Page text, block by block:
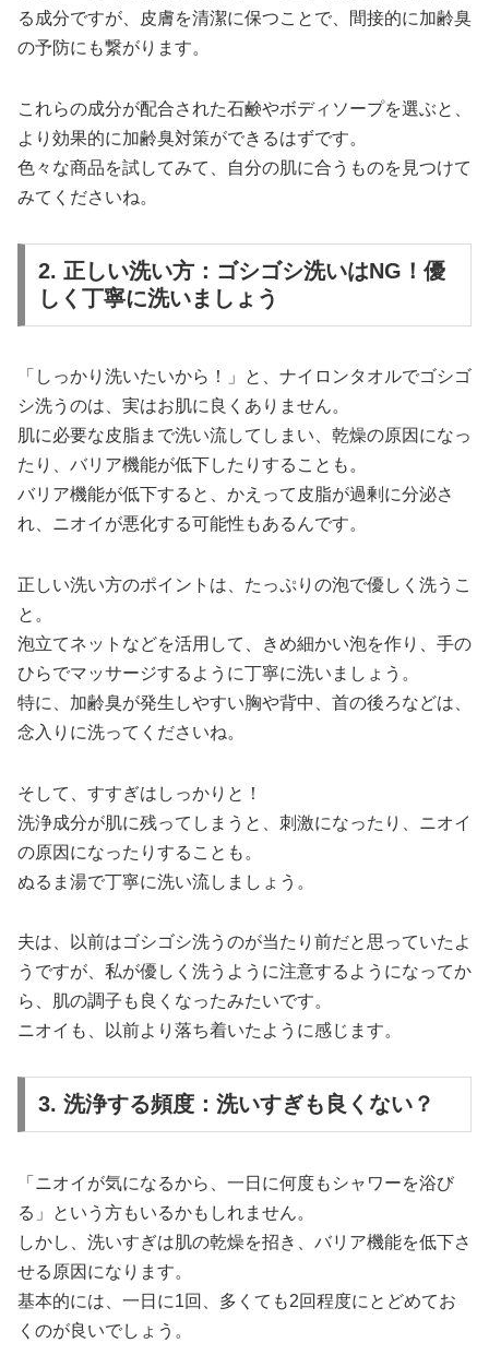
る成分ですが、皮膚を清潔に保つことで、間接的に加齢臭
の予防にも繋がります。
これらの成分が配合された石鹸やボディソープを選ぶと、
より効果的に加齢臭対策ができるはずです。
色々な商品を試してみて、自分の肌に合うものを見つけて
みてくださいね。
2. 正しい洗い方：ゴシゴシ洗いはNG！優
しく丁寧に洗いましょう
「しっかり洗いたいから！」と、ナイロンタオルでゴシゴ
シ洗うのは、実はお肌に良くありません。
肌に必要な皮脂まで洗い流してしまい、乾燥の原因になっ
たり、バリア機能が低下したりすることも。
バリア機能が低下すると、かえって皮脂が過剰に分泌さ
れ、ニオイが悪化する可能性もあるんです。
正しい洗い方のポイントは、たっぷりの泡で優しく洗うこ
と。
泡立てネットなどを活用して、きめ細かい泡を作り、手の
ひらでマッサージするように丁寧に洗いましょう。
特に、加齢臭が発生しやすい胸や背中、首の後ろなどは、
念入りに洗ってくださいね。
そして、すすぎはしっかりと！
洗浄成分が肌に残ってしまうと、刺激になったり、ニオイ
の原因になったりすることも。
ぬるま湯で丁寧に洗い流しましょう。
夫は、以前はゴシゴシ洗うのが当たり前だと思っていたよ
うですが、私が優しく洗うように注意するようになってか
ら、肌の調子も良くなったみたいです。
ニオイも、以前より落ち着いたように感じます。
3. 洗浄する頻度：洗いすぎも良くない？
「ニオイが気になるから、一日に何度もシャワーを浴び
る」という方もいるかもしれません。
しかし、洗いすぎは肌の乾燥を招き、バリア機能を低下さ
せる原因になります。
基本的には、一日に1回、多くても2回程度にとどめてお
くのが良いでしょう。